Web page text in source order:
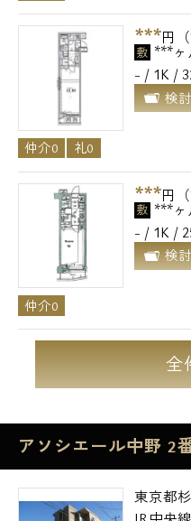
***円
敷 ***ヶ
- / 1K /
検
仲介0 礼0
***円
敷 ***ヶ
- / 1K /
検
仲介0
全
アソシエール中野 2
東京都